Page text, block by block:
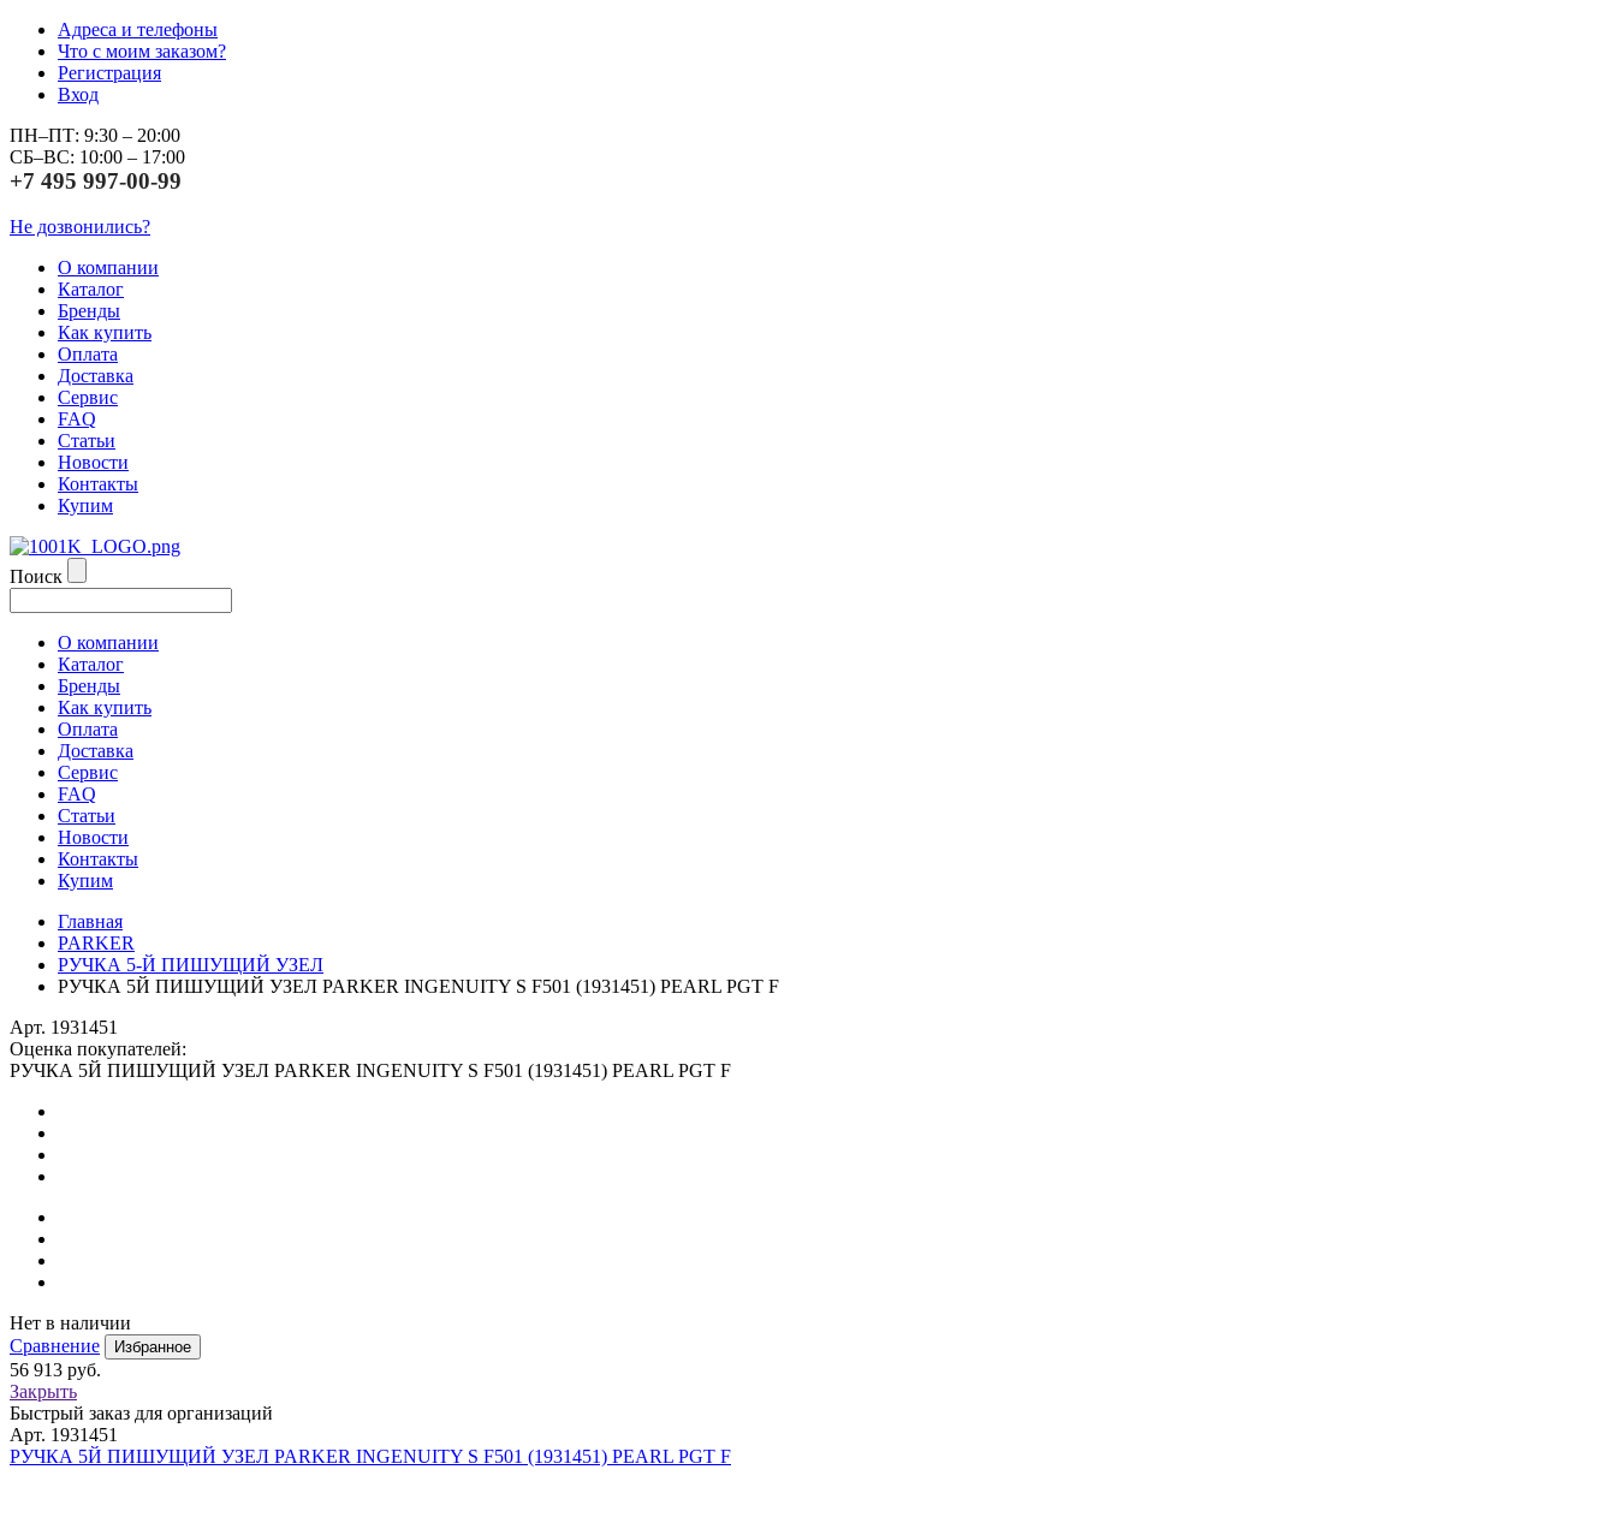
Адреса и телефоны
Что с моим заказом?
Регистрация
Вход
ПН–ПТ: 9:30 – 20:00
СБ–ВС: 10:00 – 17:00
+7 495 997-00-99
Не дозвонились?
О компании
Каталог
Бренды
Как купить
Оплата
Доставка
Сервис
FAQ
Статьи
Новости
Контакты
Купим
Поиск
О компании
Каталог
Бренды
Как купить
Оплата
Доставка
Сервис
FAQ
Статьи
Новости
Контакты
Купим
Главная
PARKER
РУЧКА 5-Й ПИШУЩИЙ УЗЕЛ
РУЧКА 5Й ПИШУЩИЙ УЗЕЛ PARKER INGENUITY S F501 (1931451) PEARL PGT F
Арт. 1931451
Оценка покупателей:
РУЧКА 5Й ПИШУЩИЙ УЗЕЛ PARKER INGENUITY S F501 (1931451) PEARL PGT F
Нет в наличии
Сравнение
Избранное
56 913 руб.
Закрыть
Быстрый заказ для организаций
Арт. 1931451
РУЧКА 5Й ПИШУЩИЙ УЗЕЛ PARKER INGENUITY S F501 (1931451) PEARL PGT F